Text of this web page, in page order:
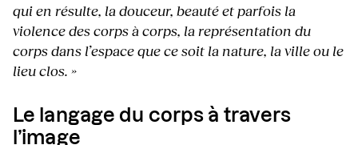
qui en résulte, la douceur, beauté et parfois la
violence des corps à corps, la représentation du
corps dans l’espace que ce soit la nature, la ville ou le
lieu clos. »
Le langage du corps à travers
l’image